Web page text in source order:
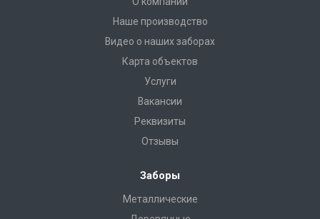
Наше производство
Видео о наших заборах
Карта объектов
Услуги
Вакансии
Реквизиты
Отзывы
Заборы
Металлические